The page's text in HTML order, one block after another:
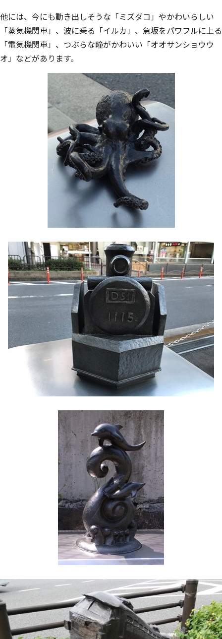
他には、今にも動き出しそうな「ミズダコ」やかわいらしい
「蒸気機関車」、波に乗る「イルカ」、急坂をパワフルに上る
「電気機関車」、つぶらな瞳がかわいい「オオサンショウウ
オ」などがあります。